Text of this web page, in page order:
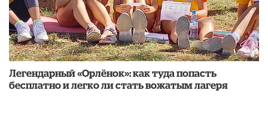
Легендарный «Орлёнок»: как туда попасть
бесплатно и легко ли стать вожатым лагеря